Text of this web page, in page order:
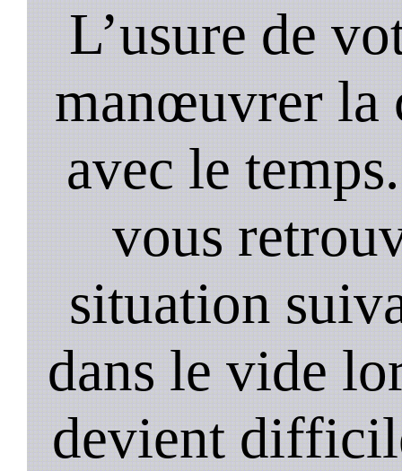
L’usure de
manœuvrer la
avec le
vous
situation
dans le vide
devient